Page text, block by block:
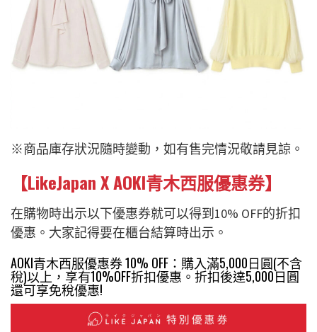
※商品庫存狀況隨時變動，如有售完情況敬請見諒。
【LikeJapan X AOKI青木西服優惠券】
在購物時出示以下優惠券就可以得到10% OFF的折扣
優惠。大家記得要在櫃台結算時出示。
AOKI青木西服優惠券 10% OFF：購入滿5,000日圓(不含
稅)以上，享有10%OFF折扣優惠。折扣後達5,000日圓
還可享免稅優惠!